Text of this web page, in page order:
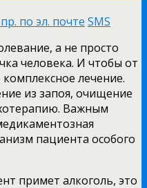
по эл. почте SMS
а не просто
человека. И чтобы от
лечение.
из запоя, очищение
Важным
пациента особого
примет алкоголь, это